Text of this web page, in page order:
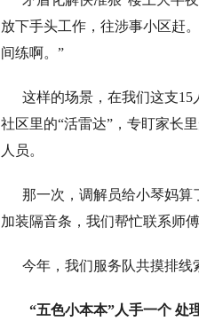
放下手头工作，往涉事小区赶
间练啊。”
这样的场景，在我们这支15
社区里的“活雷达”，专盯家长
人员。
那一次，调解员给小琴妈算
加装隔音条，我们帮忙联系师
今年，我们服务队共摸排线
“五色小本本”人手一个 处